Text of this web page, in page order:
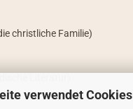
verwendet Cookies
christliche Familie)